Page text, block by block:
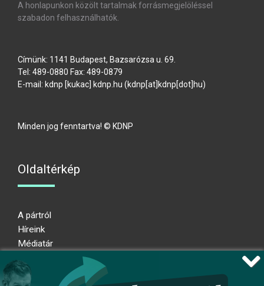
A honlapunkon közölt tartalmak forrásmegjelöléssel
szabadon felhasználhatók.
Címünk: 1141 Budapest, Bazsarózsa u. 69.
Tel: 489-0880 Fax: 489-0879
E-mail: kdnp [kukac] kdnp.hu (kdnp[at]kdnp[dot]hu)
Minden jog fenntartva! © KDNP
Oldaltérkép
A pártról
Híreink
Médiatár
Adatkezelési nyilatkozat